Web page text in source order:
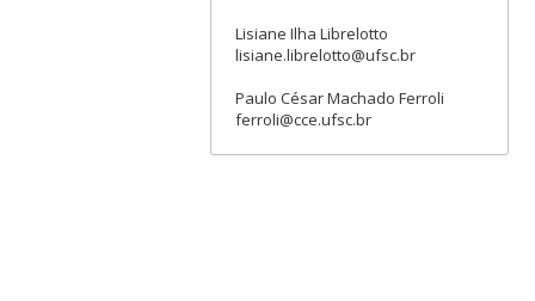
Lisiane Ilha Librelotto
lisiane.librelotto@ufsc.br
Paulo César Machado Ferroli
ferroli@cce.ufsc.br